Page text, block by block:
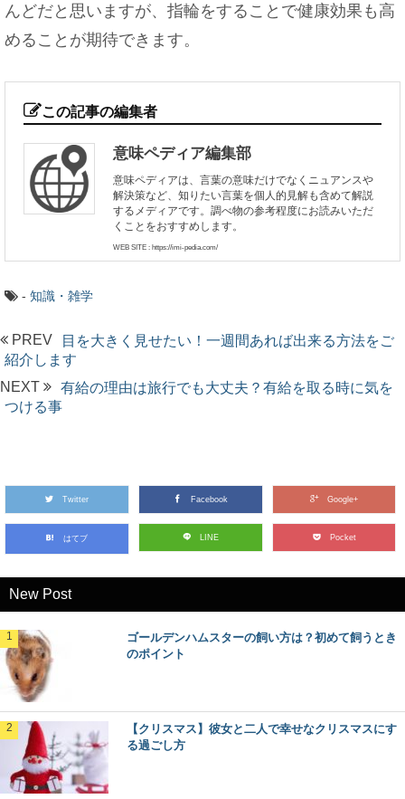
んどだと思いますが、指輪をすることで健康効果も高
めることが期待できます。
この記事の編集者
意味ペディア編集部
意味ペディアは、言葉の意味だけでなくニュアンスや
解決策など、知りたい言葉を個人的見解も含めて解説
するメディアです。調べ物の参考程度にお読みいただ
くことをおすすめします。
WEB SITE : https://imi-pedia.com/
- 知識・雑学
PREV
目を大きく見せたい！一週間あれば出来る方法をご
紹介します
NEXT
有給の理由は旅行でも大丈夫？有給を取る時に気を
つける事
Twitter Facebook Google+
はてブ LINE Pocket
New Post
ゴールデンハムスターの飼い方は？初めて飼うとき
のポイント
【クリスマス】彼女と二人で幸せなクリスマスにす
る過ごし方